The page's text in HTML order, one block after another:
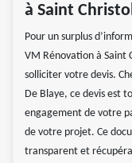
à Saint
Pour un surplus
VM Rénovation à Saint
solliciter votre devis.
De Blaye, ce devis est
engagement de votre
de votre projet. Ce
transparent et